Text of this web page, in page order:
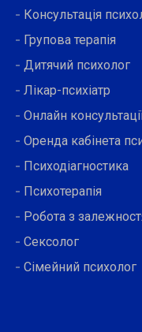
Консультація
Групова терапія
Дитячий психолог
Лікар-психіатр
Онлайн
Оренда кабінета
Психодіагностика
Психотерапія
Робота з
Сексолог
Сімейний психолог